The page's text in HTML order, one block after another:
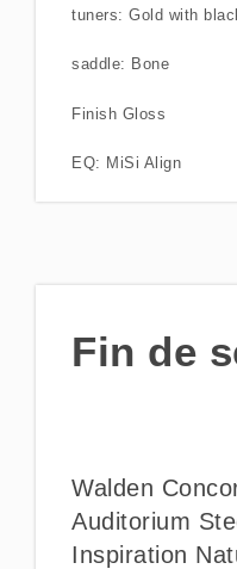
tuners: Gold with
saddle: Bone
Finish Gloss
EQ: MiSi Align
Fin de
Walden
Auditorium
Inspiration